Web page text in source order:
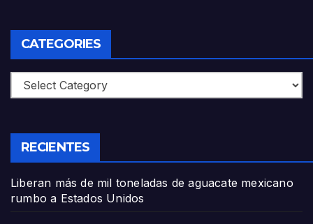
CATEGORIES
Categories
RECIENTES
Liberan más de mil toneladas de aguacate mexicano
rumbo a Estados Unidos